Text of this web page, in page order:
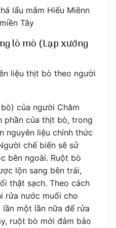
lẩu mắm Hiếu Miênn
Tây
lò mò (Lạp xưởng
liệu thịt bò theo người
của người Chăm
phần của thịt bò, trong
nguyên liệu chính thức
chế biến sẽ sử
bên ngoài. Ruột bò
lộn sang bên trái,
thật sạch. Theo cách
rửa nước muối cho
một lần nữa để rửa
ruột bò mới đảm bảo